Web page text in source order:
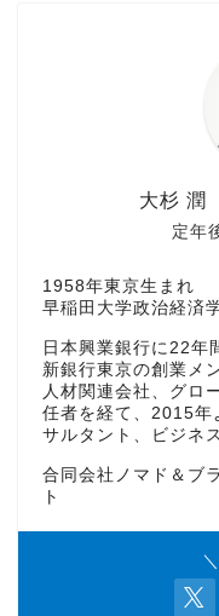
定年
大杉 潤
1958年東京生まれ
早稲田大学政治経済
日本興業銀行に22年
新銀行東京の創業メ
人材関連会社、グロ
任者を経て、2015年
サルタント、ビジネ
合同会社ノマド＆ブ
ト